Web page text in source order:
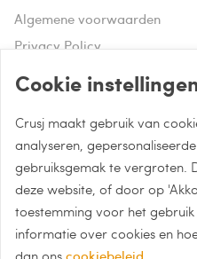
Hulp of advies nodig?
Bel naar 085 - 0043
Whatsapp met Crusj
info@crusj.com
Algemene voorwaarden
Privacy Policy
Cookie
Crusj maakt gebruik van
analyseren,
gebruiksgemak te vergroten.
deze website, of door op
toestemming voor het
informatie over cookies en
dan ons cookiebeleid